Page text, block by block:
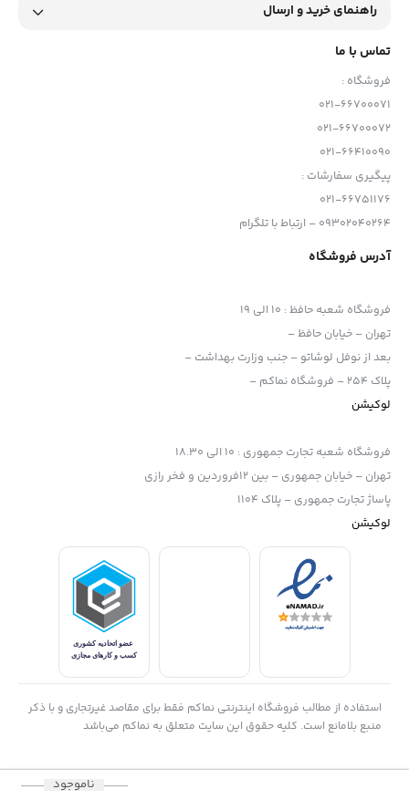
ناموجود
راهنمای خرید و ارسال
تماس با ما
فروشگاه :
021-66700071
021-66700072
021-66410090
پیگیری سفارشات :
021-66751176
09302040264 – ارتباط با تلگرام
آدرس فروشگاه
فروشگاه شعبه حافظ: 10 الی 19
تهران – خیابان حافظ –
بعد از نوفل لوشاتو – جنب وزارت بهداشت –
پلاک 254 – فروشگاه نماکم –
لوکیشن
فروشگاه شعبه تجارت جمهوری : 10 الی 18.30
تهران – خیابان جمهوری – بین 12فروردین و فخر رازی
پاساژ تجارت جمهوری – پلاک 1104
لوکیشن
استفاده از مطالب فروشگاه اینترنتی نماکم فقط برای مقاصد غیرتجاری و با ذکر
منبع بلامانع است. کلیه حقوق این سایت متعلق به نماکم می‌باشد